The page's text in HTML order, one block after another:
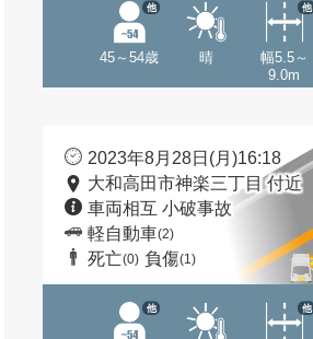
45～54歳
他
晴
幅5.5～
9.0m
他
2023年8月28日(月)16:18
大和高田市神楽三丁目 付近
車両相互 小破事故
軽自動車(2)
死亡(0) 負傷(1)
他 他